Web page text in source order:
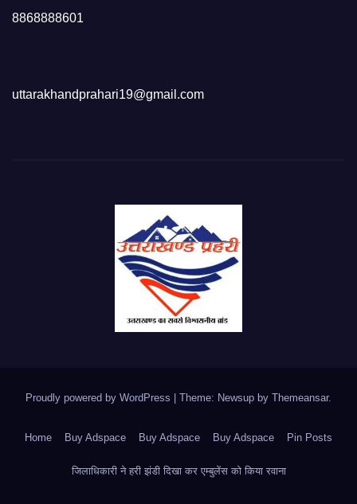
8868888601
uttarakhandprahari19@gmail.com
Proudly powered by WordPress Theme: Newsup by Themeansar.
Home Buy Adspace Buy Adspace Buy Adspace Pin Posts
जिलाधिकारी ने हरी झंडी दिखा कर एम्बुलेंस को किया रवाना